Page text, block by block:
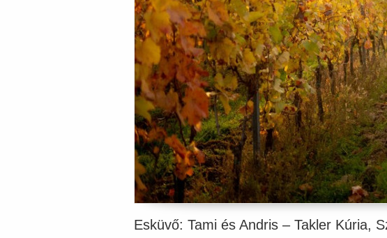
Esküvő: Tami és Andris – Takler Kúria,